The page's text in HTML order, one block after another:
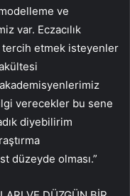
ve
var. Eczacılık
tercih etmek isteyenler
verecekler bu sene
diyebilirim
düzeyde olması.”